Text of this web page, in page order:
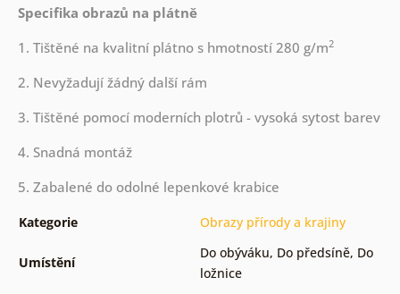
Specifika obrazů na plátně
1. Tištěné na kvalitní plátno s hmotností 280 g/m2
2. Nevyžadují žádný další rám
3. Tištěné pomocí moderních plotrů - vysoká sytost barev
4. Snadná montáž
5. Zabalené do odolné lepenkové krabice
Kategorie Obrazy přírody a krajiny
Umístění
Do obýváku, Do předsíně, Do
ložnice